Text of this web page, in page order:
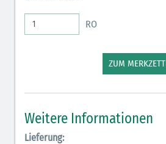
Elektrolyte NaCl (grün)
Inodilatatoren (rot-grün)
Antiarrhythmika (rot-blau)
Bronchodilatatoren (blau-braun)
Hormone (braun-beige)
RO
ZUM
Weitere Informationen
Lieferung: